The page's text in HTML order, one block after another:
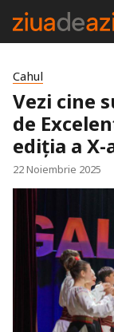
Cahul
Vezi cine
de
ediția a X-
22 Noiembrie 2025